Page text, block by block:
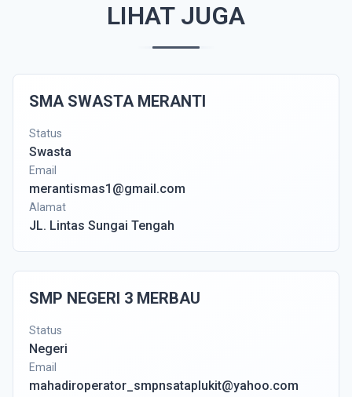
LIHAT JUGA
SMA SWASTA MERANTI
Status
Swasta
Email
merantismas1@gmail.com
Alamat
JL. Lintas Sungai Tengah
SMP NEGERI 3 MERBAU
Status
Negeri
Email
mahadiroperator_smpnsataplukit@yahoo.com